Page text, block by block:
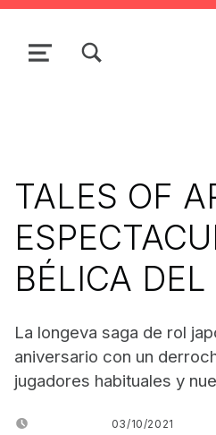
Skip to main navigation
Skip to main content
Skip to search form
Skip to footer
MENU
TALES OF
BÉLICA DEL
La longeva saga de rol
aniversario con un
jugadores habituales y
03/10/2021